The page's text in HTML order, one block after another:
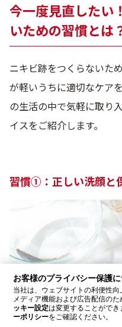
今一度見直したい
いための習慣とは
ニキビ跡をつくらないた
が軽いうちに適切なケア
の生活の中で気軽に取り
イスをご紹介します。
習慣①：正しい洗顔と
お客様のプライバシー保護
当社は、ウェブサイトの利便性
メディア機能および広告配信の
ッキー設定は変更することができ
ーポリシーをご確認ください。